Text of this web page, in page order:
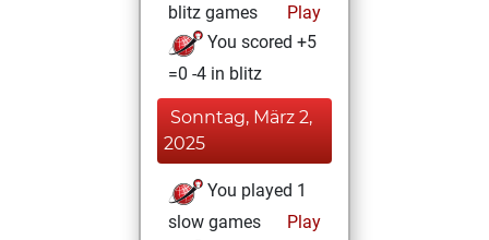
blitz games
Play
You scored +5
=0 -4 in blitz
Sonntag, März 2,
2025
You played 1
slow games
Play